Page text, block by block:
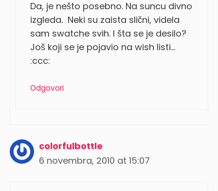
Da, je nešto posebno. Na suncu divno
izgleda. Neki su zaista slični, videla
sam swatche svih. I šta se je desilo?
Još koji se je pojavio na wish listi…
:ccc:
Odgovori
colorfulbottle
6 novembra, 2010 at 15:07